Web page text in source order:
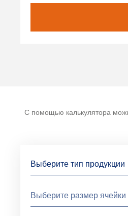
С помощью калькулятора